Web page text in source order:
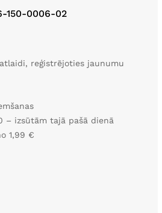
150-0006-02
reģistrējoties jaunumu
– izsūtām tajā pašā dienā
1,99 €